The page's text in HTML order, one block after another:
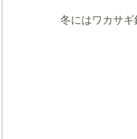
冬にはワカサギ